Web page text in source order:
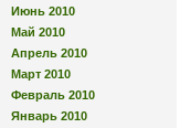
Июнь 2010
Май 2010
Апрель 2010
Март 2010
Февраль 2010
Январь 2010